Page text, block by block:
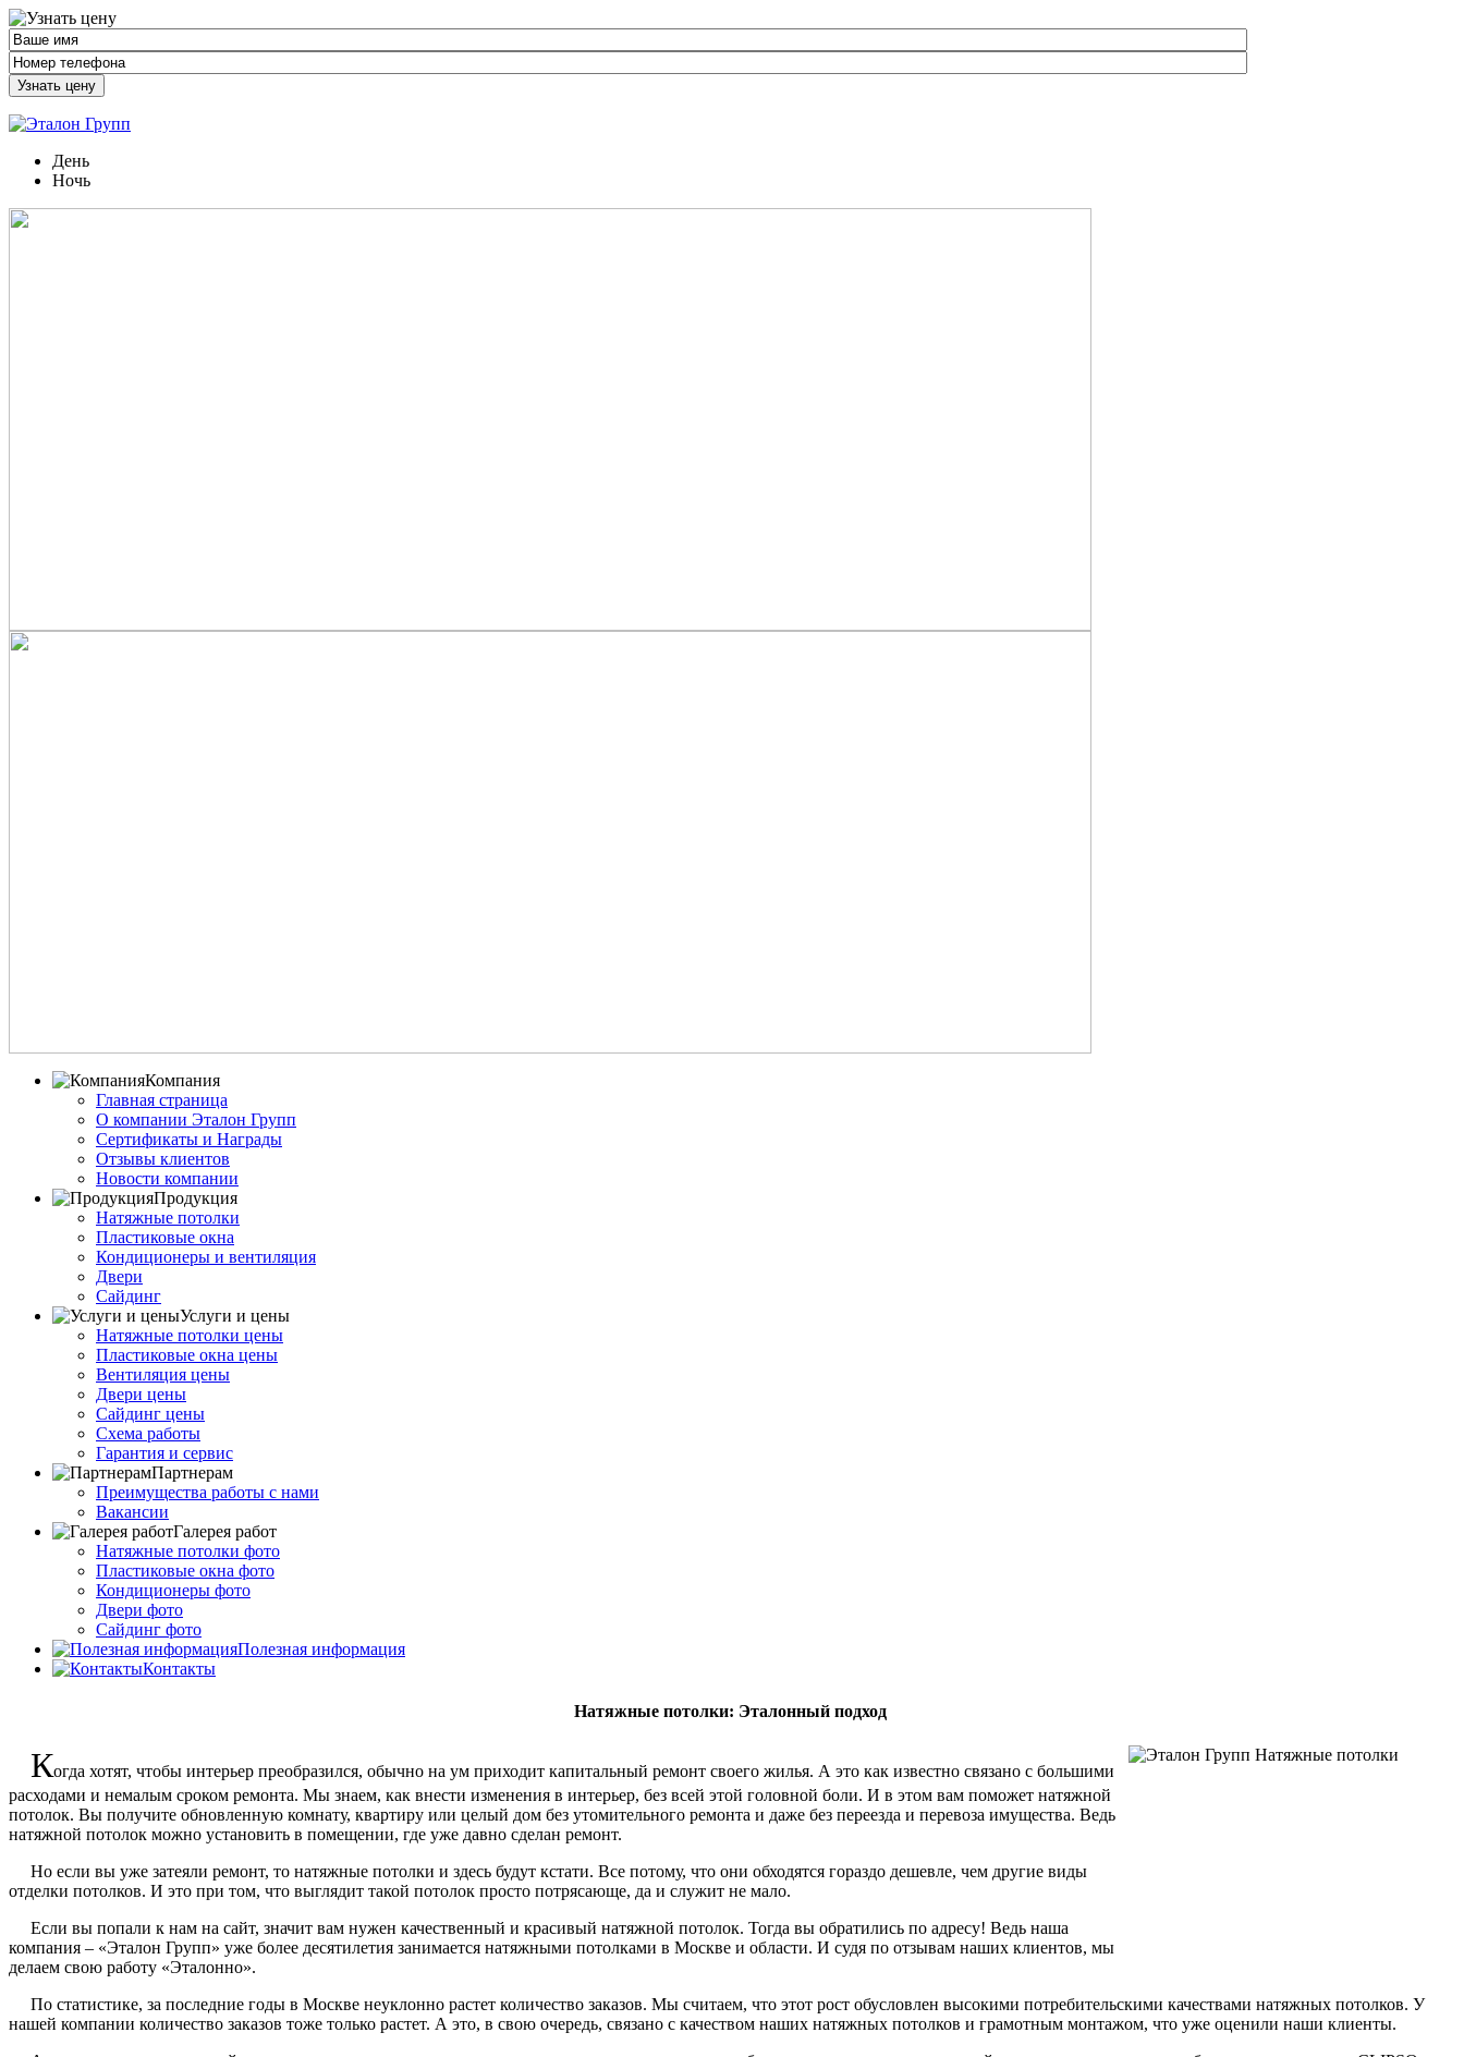
Узнать цену
День
Ночь
Компания
Главная страница
О компании Эталон Групп
Сертификаты и Награды
Отзывы клиентов
Новости компании
Продукция
Натяжные потолки
Пластиковые окна
Кондиционеры и вентиляция
Двери
Сайдинг
Услуги и цены
Натяжные потолки цены
Пластиковые окна цены
Вентиляция цены
Двери цены
Сайдинг цены
Схема работы
Гарантия и сервис
Партнерам
Преимущества работы с нами
Вакансии
Галерея работ
Натяжные потолки фото
Пластиковые окна фото
Кондиционеры фото
Двери фото
Сайдинг фото
Полезная информация
Контакты
Натяжные потолки: Эталонный подход
Когда хотят, чтобы интерьер преобразился, обычно на ум приходит капитальный ремонт своего жилья. А это как известно связано с большими
расходами и немалым сроком ремонта. Мы знаем, как внести изменения в интерьер, без всей этой головной боли. И в этом вам поможет натяжной
потолок. Вы получите обновленную комнату, квартиру или целый дом без утомительного ремонта и даже без переезда и перевоза имущества. Ведь
натяжной потолок можно установить в помещении, где уже давно сделан ремонт.
Но если вы уже затеяли ремонт, то натяжные потолки и здесь будут кстати. Все потому, что они обходятся гораздо дешевле, чем другие виды
отделки потолков. И это при том, что выглядит такой потолок просто потрясающе, да и служит не мало.
Если вы попали к нам на сайт, значит вам нужен качественный и красивый натяжной потолок. Тогда вы обратились по адресу! Ведь наша
компания – «Эталон Групп» уже более десятилетия занимается натяжными потолками в Москве и области. И судя по отзывам наших клиентов, мы
делаем свою работу «Эталонно».
По статистике, за последние годы в Москве неуклонно растет количество заказов. Мы считаем, что этот рост обусловлен высокими потребительскими качествами натяжных потолков. У
нашей компании количество заказов тоже только растет. А это, в свою очередь, связано с качеством наших натяжных потолков и грамотным монтажом, что уже оценили наши клиенты.